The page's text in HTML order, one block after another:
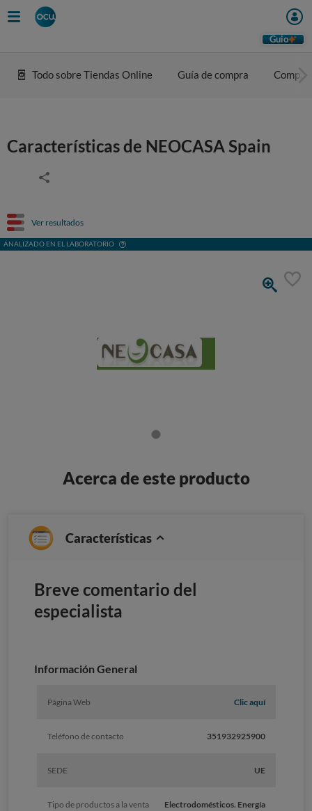
Guio
Todo sobre Tiendas Online Guía de compra
Características de NEOCASA Spain
Ver resultados
ANALIZADO EN EL LABORATORIO
Acerca de este producto
Características
Breve comentario del
especialista
Información General
Página Web Clic aquí
Teléfono de contacto 351932925900
SEDE UE
Tipo de productos a la venta
Electrodomésticos. Energía